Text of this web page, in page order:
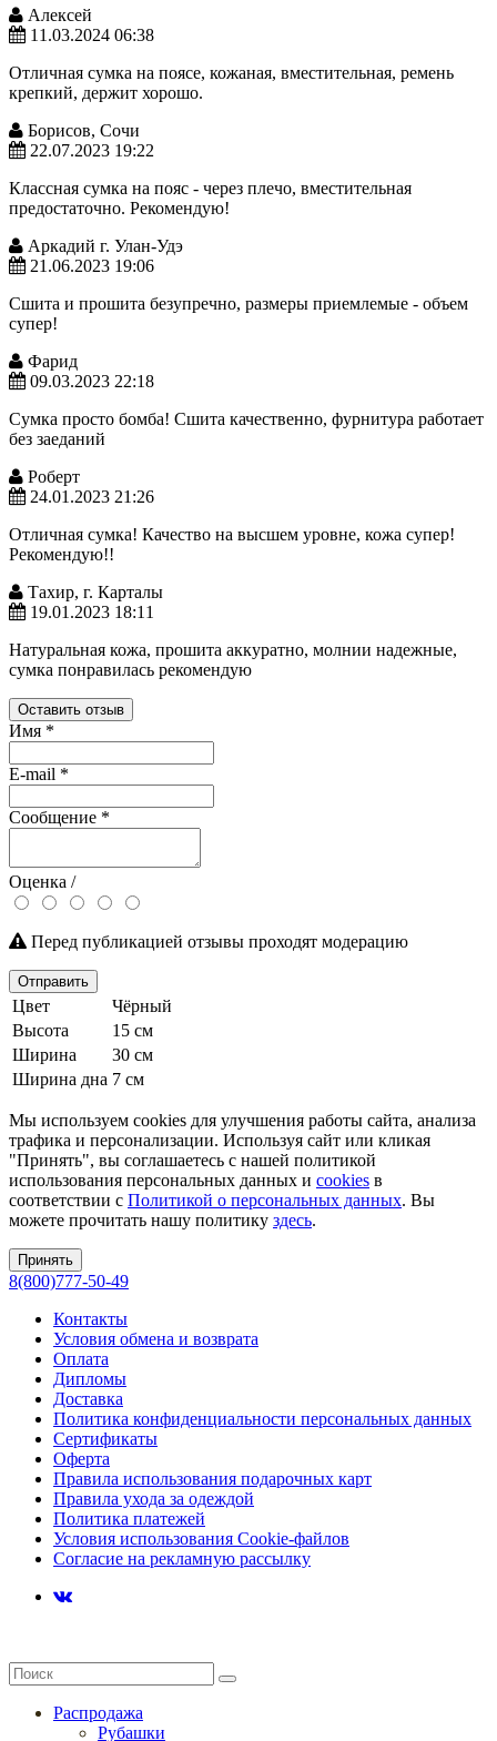
Алексей
11.03.2024 06:38
Отличная сумка на поясе, кожаная, вместительная, ремень
крепкий, держит хорошо.
Борисов, Сочи
22.07.2023 19:22
Классная сумка на пояс - через плечо, вместительная
предостаточно. Рекомендую!
Аркадий г. Улан-Удэ
21.06.2023 19:06
Сшита и прошита безупречно, размеры приемлемые - объем
супер!
Фарид
09.03.2023 22:18
Сумка просто бомба! Сшита качественно, фурнитура работает
без заеданий
Роберт
24.01.2023 21:26
Отличная сумка! Качество на высшем уровне, кожа супер!
Рекомендую!!
Тахир, г. Карталы
19.01.2023 18:11
Натуральная кожа, прошита аккуратно, молнии надежные,
сумка понравилась рекомендую
Оставить отзыв
Имя *
E-mail *
Сообщение *
Оценка /
Перед публикацией отзывы проходят модерацию
Отправить
Цвет
Чёрный
Высота
15 см
Ширина
30 см
Ширина дна 7 см
Мы используем cookies для улучшения работы сайта, анализа
трафика и персонализации. Используя сайт или кликая
"Принять", вы соглашаетесь с нашей политикой
использования персональных данных и cookies в
соответствии с Политикой о персональных данных. Вы
можете прочитать нашу политику здесь.
Принять
8(800)777-50-49
Контакты
Условия обмена и возврата
Оплата
Дипломы
Доставка
Политика конфиденциальности персональных данных
Сертификаты
Оферта
Правила использования подарочных карт
Правила ухода за одеждой
Политика платежей
Условия использования Cookie-файлов
Согласие на рекламную рассылку
Распродажа
Рубашки